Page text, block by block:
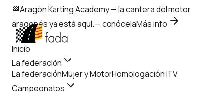
🏁Aragón Karting Academy— la cantera del motor
aragonés ya está aquí.— conócelaMás info
Inicio
La federación
La federaciónMujer y MotorHomologación ITV
Campeonatos